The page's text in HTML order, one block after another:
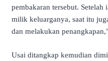
pembakaran tersebut. Setelah
milik keluarganya, saat itu
dan melakukan
Usai ditangkap kemudian